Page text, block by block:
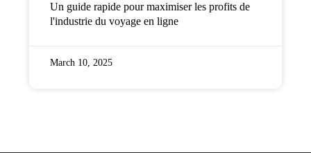
Un guide rapide pour maximiser les profits de
l'industrie du voyage en ligne
March 10, 2025